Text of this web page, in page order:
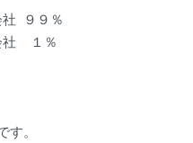
社 ９９％
社 １％
。